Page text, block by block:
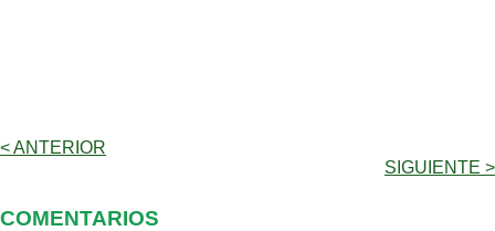
< ANTERIOR
SIGUIENTE >
COMENTARIOS